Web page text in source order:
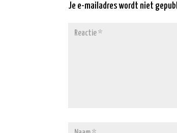
Je e-mailadres wordt niet